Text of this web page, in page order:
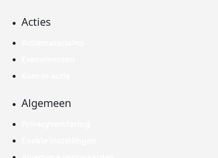
Acties
Algemeen